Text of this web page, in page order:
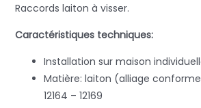
Raccords laiton à visser.
Caractéristiques techniques:
Installation sur maison
Matière: laiton (alliage conforme
12164 – 12169